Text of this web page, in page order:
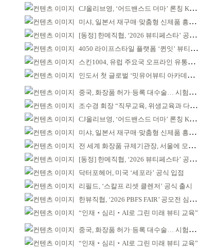
CJ올리브영, ‘어드밴스드 더마’ 론칭 K더마 육성 박차
미샤, 일본서 재구매·맞춤형 신제품 흥행 ‘쌍끌이’
[동정] 한메직협, ‘2026 뷰티페스타’ 공동 주최
4050 라이프스타일 플랫폼 ‘퀸잇’ 뷰티 성장세
스킨1004, 유럽 주요국 오프라인 유통망 확대
인도서 첫 글로벌 ‘밋유어뷰티 아카데미’ 출범
중국, 화장품 허가·등록 대수술… 시험자료 공용 허용
조수경 회장 “직무교육, 위생교육과 다르다”
CJ올리브영, ‘어드밴스드 더마’ 론칭 K더마 육성 박차
미샤, 일본서 재구매·맞춤형 신제품 흥행 ‘쌍끌이’
전 세계 화장품 규제기관장, 서울에 모인다
[동정] 한메직협, ‘2026 뷰티페스타’ 공동 주최
닥터포헤어, 미국 ‘세포라’ 공식 입점
리필드, ‘스칼프 리셋 클렌저’ 공식 출시
한뷰직협, ‘2026 PBFS FAIR’ 공모전 심사 성료
“인재‧심리‧AI로 그린 미래 뷰티 교육”
중국, 화장품 허가·등록 대수술… 시험자료 공용 허용
“인재‧심리‧AI로 그린 미래 뷰티 교육”